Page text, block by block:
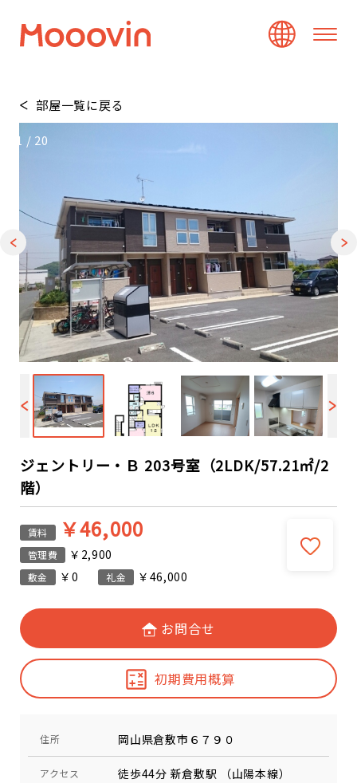
部屋一覧に戻る
1 / 20
ジェントリー・Ｂ 203号室（2LDK/57.21㎡/2
階）
賃料 ￥46,000
管理費 ￥2,900
敷金 ￥0 礼金 ￥46,000
お問合せ
初期費用概算
住所 岡山県倉敷市６７９０
アクセス 徒歩44分 新倉敷駅 （山陽本線）